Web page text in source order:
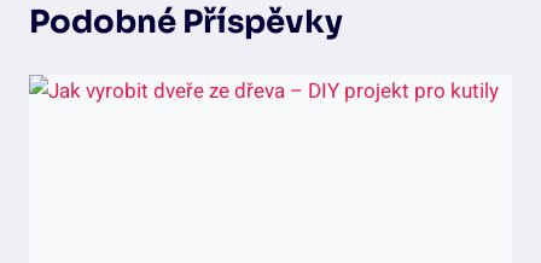
Podobné Příspěvky